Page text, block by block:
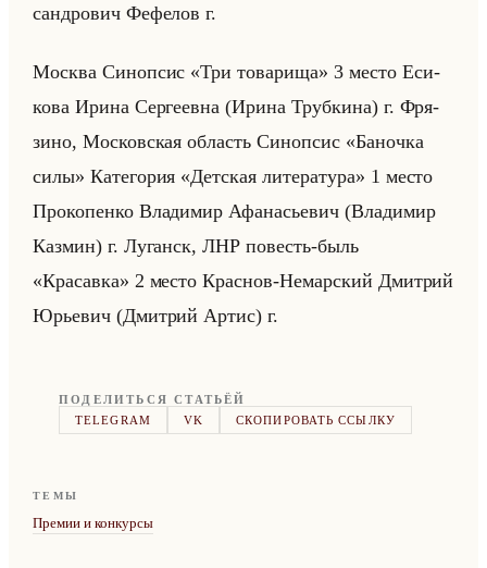
сан­дро­вич Фе­фе­лов г.
Москва Си­ноп­сис «Три товарища» 3 место Еси­
ко­ва Ирина Сер­ге­ев­на (Ирина Труб­ки­на) г. Фря­
зи­но, Мос­ков­ская об­ласть Си­ноп­сис «Баночка
силы» Ка­те­го­рия «Детская литература» 1 место
Про­ко­пен­ко Вла­ди­мир Афа­на­сье­вич (Вла­ди­мир
Каз­мин) г. Лу­ганск, ЛНР по­весть-быль
«Красавка» 2 место Крас­нов-Немар­ский Дмит­рий
Юрье­вич (Дмит­рий Артис) г.
ПОДЕЛИТЬСЯ СТАТЬЁЙ
TELEGRAM
VK СКОПИРОВАТЬ ССЫЛКУ
ТЕМЫ
Премии и конкурсы